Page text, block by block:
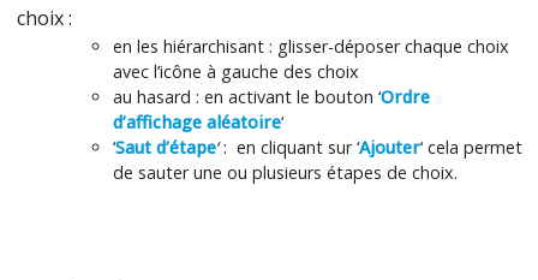
choix :
en les hiérarchisant : glisser-déposer chaque choix
avec l’icône à gauche des choix
au hasard : en activant le bouton ‘Ordre
d’affichage aléatoire‘
‘Saut d’étape‘: en cliquant sur ‘Ajouter‘ cela permet
de sauter une ou plusieurs étapes de choix.